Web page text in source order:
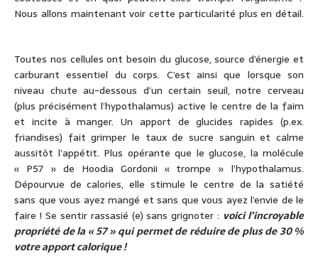
Nous allons maintenant voir cette particularité plus en détail.
Toutes nos cellules ont besoin du glucose, source d’énergie et
carburant essentiel du corps. C’est ainsi que lorsque son
niveau chute au-dessous d’un certain seuil, notre cerveau
(plus précisément l’hypothalamus) active le centre de la faim
et incite à manger. Un apport de glucides rapides (p.ex.
friandises) fait grimper le taux de sucre sanguin et calme
aussitôt l’appétit. Plus opérante que le glucose, la molécule
« P57 » de Hoodia Gordonii « trompe » l’hypothalamus.
Dépourvue de calories, elle stimule le centre de la satiété
sans que vous ayez mangé et sans que vous ayez l’envie de le
faire ! Se sentir rassasié (e) sans grignoter : voici l’incroyable
propriété de la « 57 » qui permet de réduire de plus de 30 %
votre apport calorique !